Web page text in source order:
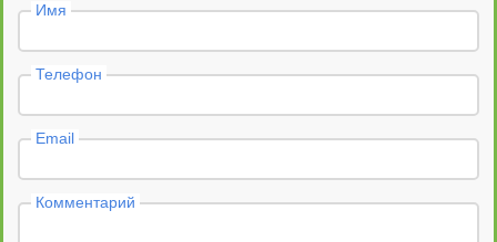
Имя
Телефон
Email
Комментарий